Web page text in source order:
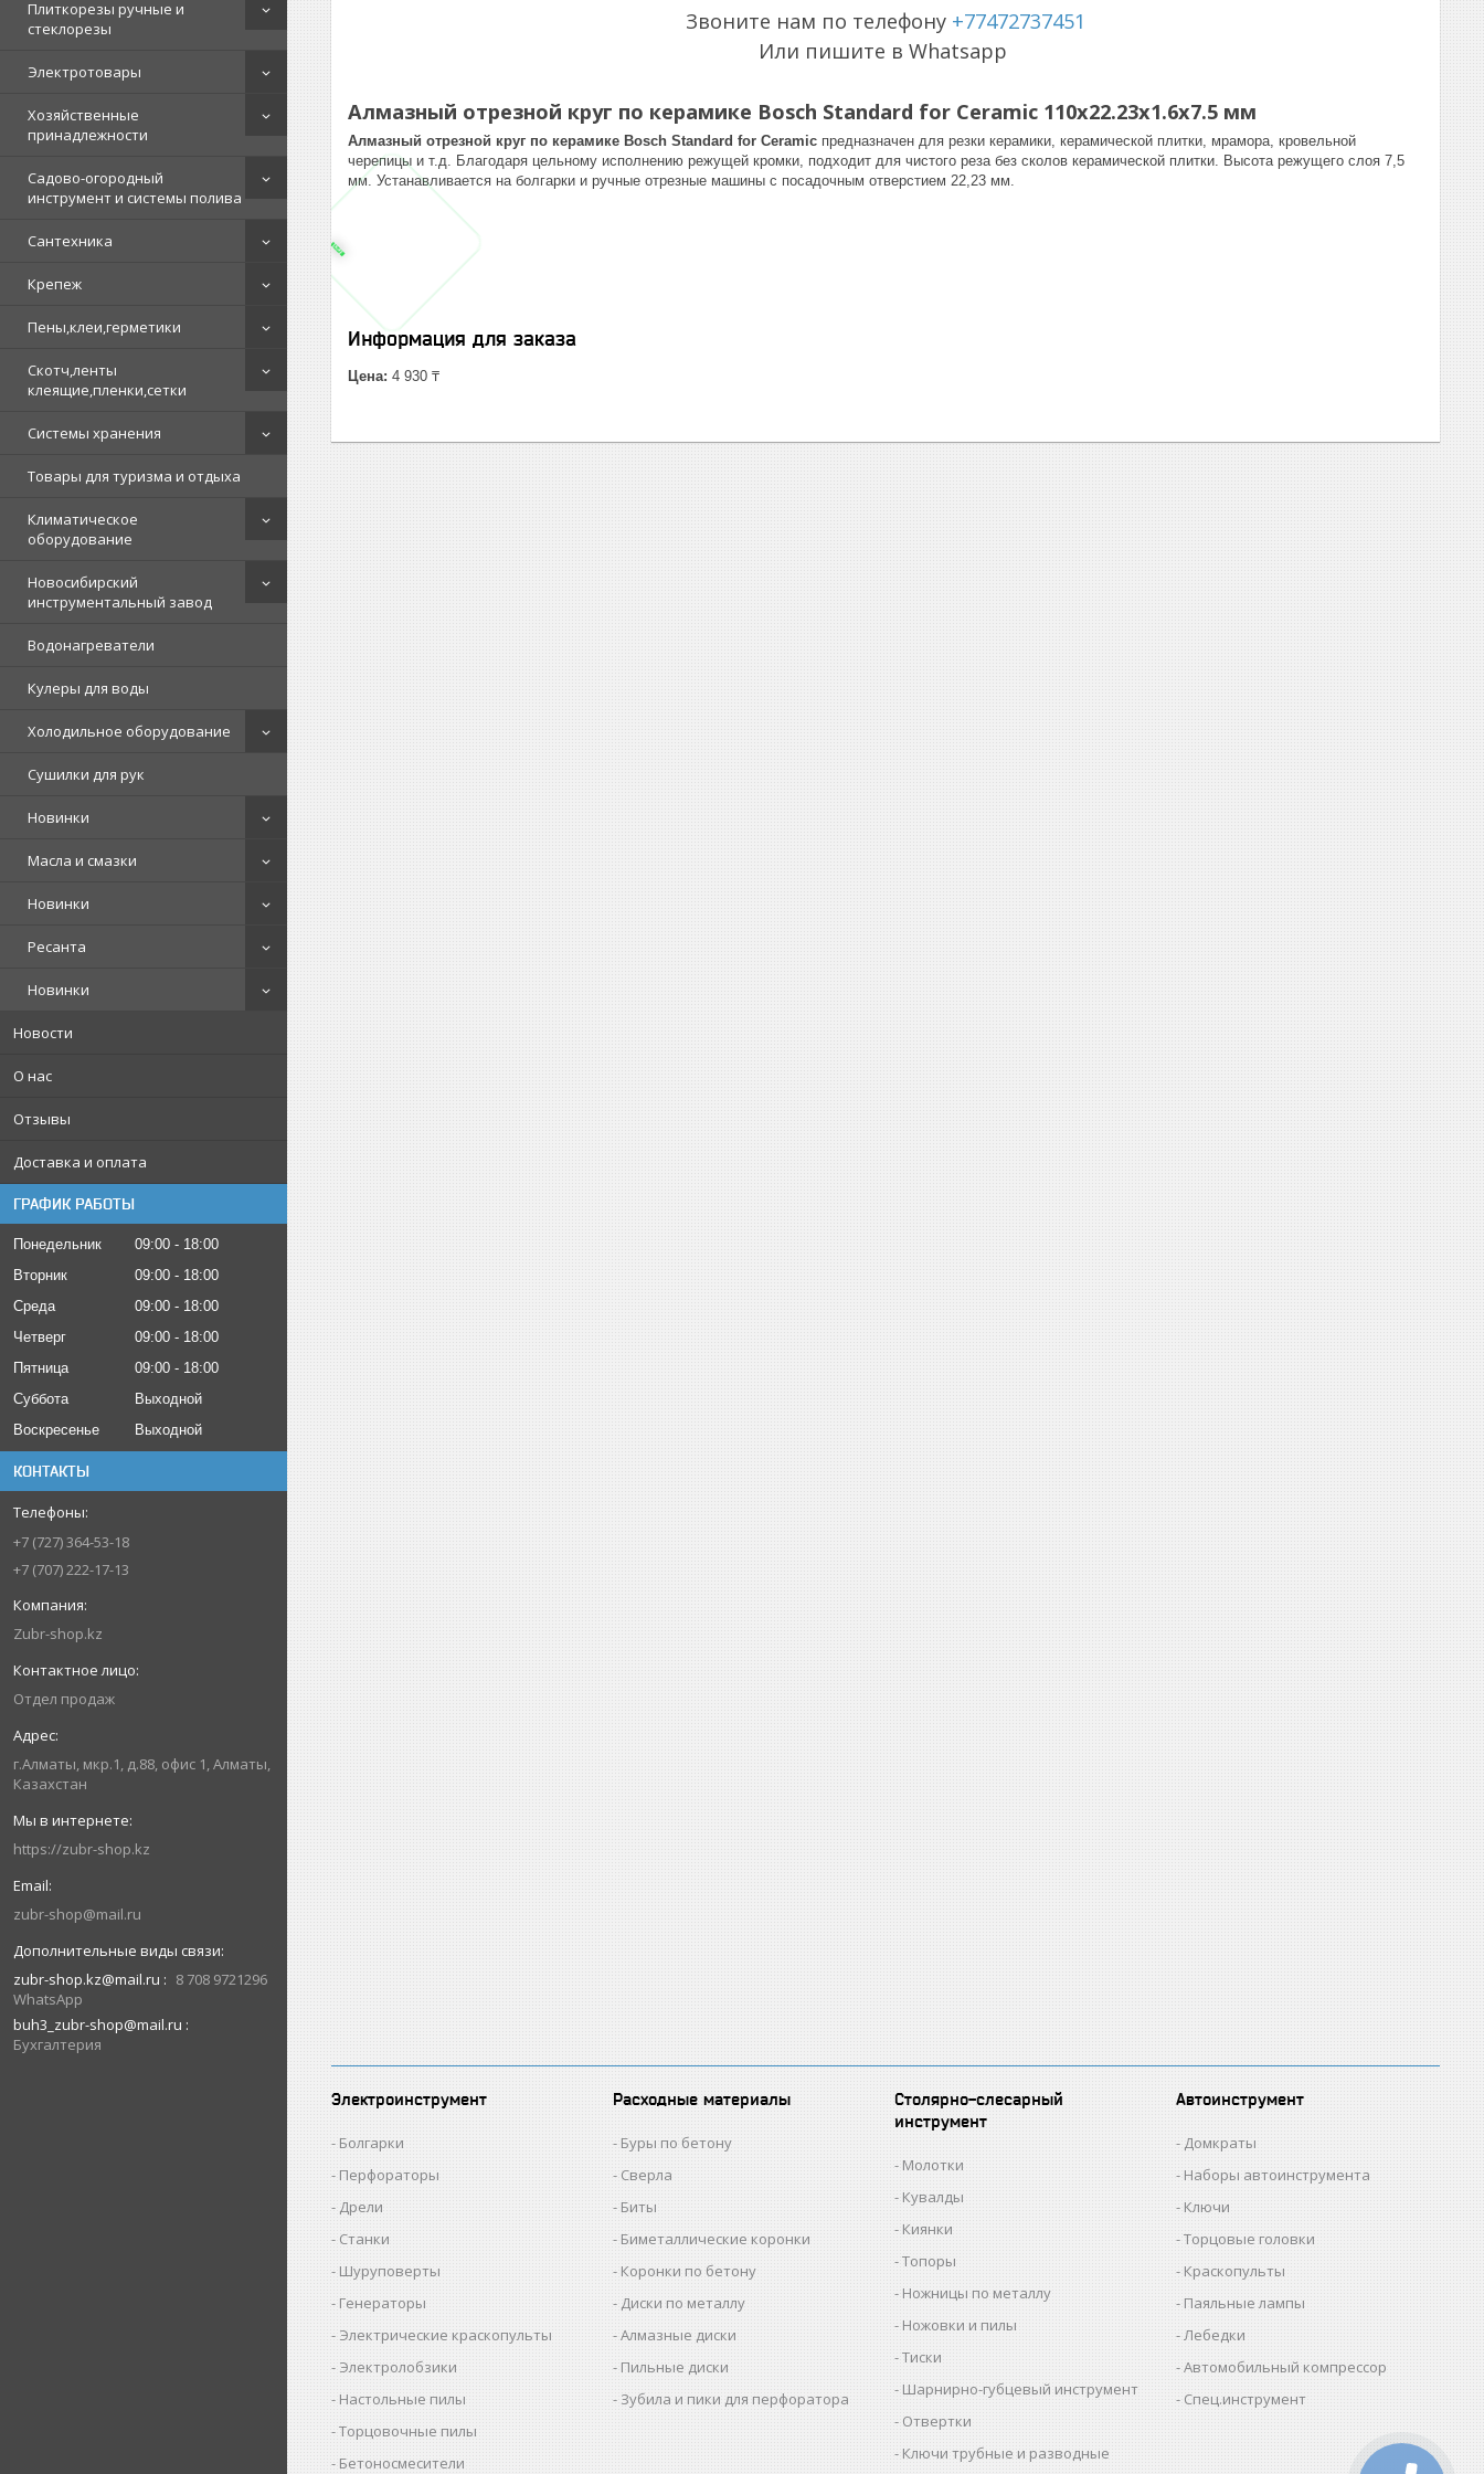
Плиткорезы ручные и
стеклорезы
Электротовары
Хозяйственные
принадлежности
Садово-огородный
инструмент и системы полива
Сантехника
Крепеж
Пены,клеи,герметики
Скотч,ленты
клеящие,пленки,сетки
Системы хранения
Товары для туризма и отдыха
Климатическое
оборудование
Новосибирский
инструментальный завод
Водонагреватели
Кулеры для воды
Холодильное оборудование
Сушилки для рук
Новинки
Масла и смазки
Новинки
Ресанта
Новинки
Новости
О нас
Отзывы
Доставка и оплата
ГРАФИК РАБОТЫ
Понедельник 09:00
18:00
Вторник
09:00
18:00
Среда
09:00
18:00
Четверг
09:00
18:00
Пятница
09:00
18:00
Суббота
Выходной
Воскресенье
Выходной
КОНТАКТЫ
+7 (727) 364-53-18
+7 (707) 222-17-13
Zubr-shop.kz
Отдел продаж
г.Алматы, мкр.1, д.88, офис 1, Алматы,
Казахстан
https://zubr-shop.kz
zubr-shop@mail.ru
zubr-shop.kz@mail.ru
8 708 9721296
WhatsApp
buh3_zubr-shop@mail.ru
Бухгалтерия
Звоните нам по телефону +77472737451
Или пишите в Whatsapp
Алмазный отрезной круг по керамике Bosch Standard for Ceramic 110x22.23x1.6x7.5 мм
Алмазный отрезной круг по керамике Bosch Standard for Ceramic предназначен для резки керамики, керамической плитки, мрамора, кровельной
черепицы и т.д. Благодаря цельному исполнению режущей кромки, подходит для чистого реза без сколов керамической плитки. Высота режущего слоя 7,5
мм. Устанавливается на болгарки и ручные отрезные машины с посадочным отверстием 22,23 мм.
Информация для заказа
Цена: 4 930 ₸
Электроинструмент
Болгарки
Перфораторы
Дрели
Станки
Шуруповерты
Генераторы
Электрические краскопульты
Электролобзики
Настольные пилы
Торцовочные пилы
Бетоносмесители
Расходные материалы
Буры по бетону
Сверла
Биты
Биметаллические коронки
Коронки по бетону
Диски по металлу
Алмазные диски
Пильные диски
Зубила и пики для перфоратора
Столярно-слесарный
инструмент
Молотки
Кувалды
Киянки
Топоры
Ножницы по металлу
Ножовки и пилы
Тиски
Шарнирно-губцевый инструмент
Отвертки
Ключи трубные и разводные
Автоинструмент
Домкраты
Наборы автоинструмента
Ключи
Торцовые головки
Краскопульты
Паяльные лампы
Лебедки
Автомобильный компрессор
Спец.инструмент